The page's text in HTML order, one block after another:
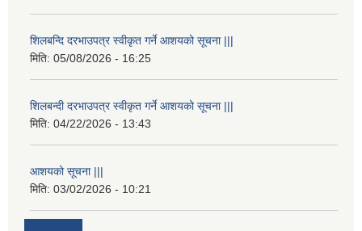
शिलबन्दि दरभाउपत्र स्वीकृत गर्ने आशयको सूचना |||
मिति: 05/08/2026 - 16:25
शिलबन्दी दरभाउपत्र स्वीकृत गर्ने आशयको सूचना |||
मिति: 04/22/2026 - 13:43
आशयको सूचना |||
मिति: 03/02/2026 - 10:21